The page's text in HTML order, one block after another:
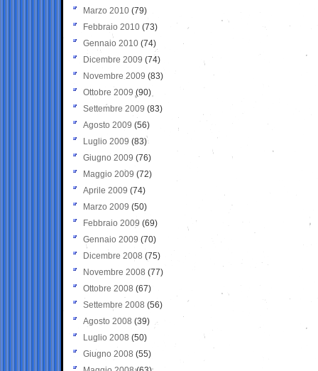
Marzo 2010 (79)
Febbraio 2010 (73)
Gennaio 2010 (74)
Dicembre 2009 (74)
Novembre 2009 (83)
Ottobre 2009 (90)
Settembre 2009 (83)
Agosto 2009 (56)
Luglio 2009 (83)
Giugno 2009 (76)
Maggio 2009 (72)
Aprile 2009 (74)
Marzo 2009 (50)
Febbraio 2009 (69)
Gennaio 2009 (70)
Dicembre 2008 (75)
Novembre 2008 (77)
Ottobre 2008 (67)
Settembre 2008 (56)
Agosto 2008 (39)
Luglio 2008 (50)
Giugno 2008 (55)